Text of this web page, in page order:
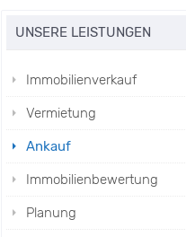
UNSERE LEISTUNGEN
Immobilienverkauf
Vermietung
Ankauf
Immobilienbewertung
Planung